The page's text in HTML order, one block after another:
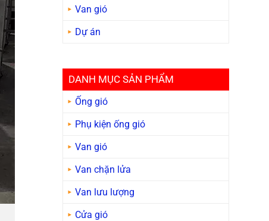
Van gió
Dự án
DANH MỤC SẢN PHẨM
Ống gió
Phụ kiện ống gió
Van gió
Van chặn lửa
Van lưu lượng
Cửa gió